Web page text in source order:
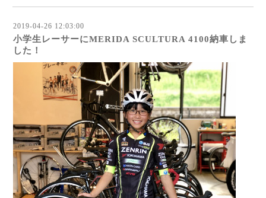
2019-04-26 12:03:00
小学生レーサーにMERIDA SCULTURA 4100納車しま
した！